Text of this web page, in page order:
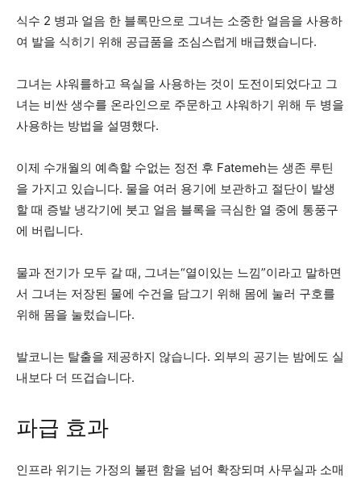
식수 2 병과 얼음 한 블록만으로 그녀는 소중한 얼음을 사용하
여 발을 식히기 위해 공급품을 조심스럽게 배급했습니다.
그녀는 샤워를하고 욕실을 사용하는 것이 도전이되었다고 그
녀는 비싼 생수를 온라인으로 주문하고 샤워하기 위해 두 병을
사용하는 방법을 설명했다.
이제 수개월의 예측할 수없는 정전 후 Fatemeh는 생존 루틴
을 가지고 있습니다. 물을 여러 용기에 보관하고 절단이 발생
할 때 증발 냉각기에 붓고 얼음 블록을 극심한 열 중에 통풍구
에 버립니다.
물과 전기가 모두 갈 때, 그녀는“열이있는 느낌”이라고 말하면
서 그녀는 저장된 물에 수건을 담그기 위해 몸에 눌러 구호를
위해 몸을 눌렀습니다.
발코니는 탈출을 제공하지 않습니다. 외부의 공기는 밤에도 실
내보다 더 뜨겁습니다.
파급 효과
인프라 위기는 가정의 불편 함을 넘어 확장되며 사무실과 소매